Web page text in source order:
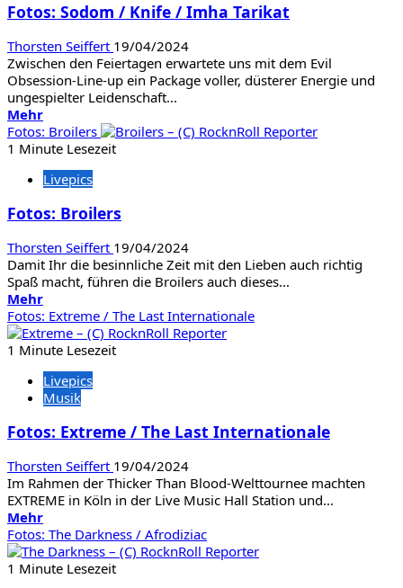
Fotos: Sodom / Knife / Imha Tarikat
Thorsten Seiffert 19/04/2024
Zwischen den Feiertagen erwartete uns mit dem Evil
Obsession-Line-up ein Package voller, düsterer Energie und
ungespielter Leidenschaft...
MehrMehr
Informationen
über
Sodom
Knife
Imha
Tarikat
Fotos: Broilers
1 Minute Lesezeit
Livepics
Fotos: Broilers
Thorsten Seiffert 19/04/2024
Damit Ihr die besinnliche Zeit mit den Lieben auch richtig
Spaß macht, führen die Broilers auch dieses...
MehrMehr
Informationen
über
Fotos:
Fotos: Extreme / The Last Internationale
1 Minute Lesezeit
Livepics
Musik
Fotos: Extreme / The Last Internationale
Thorsten Seiffert 19/04/2024
Im Rahmen der Thicker Than Blood-Welttournee machten
EXTREME in Köln in der Live Music Hall Station und...
MehrMehr
Informationen
über
Fotos:
Fotos: The Darkness / Afrodiziac
1 Minute Lesezeit